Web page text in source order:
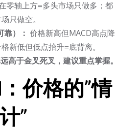
零轴上方=多头市场只做多；都
只做空。
靠）： 价格新高但MACD高点降
新低但低点抬升=底背离。
高于金叉死叉，建议重点掌握。
：价格的”情
”